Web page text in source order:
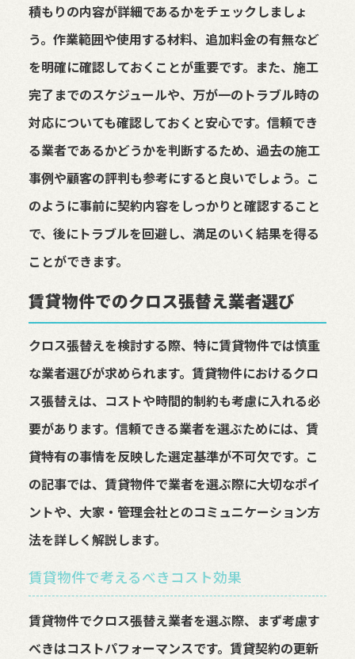
積もりの内容が詳細であるかをチェックしましょ
う。作業範囲や使用する材料、追加料金の有無など
を明確に確認しておくことが重要です。また、施工
完了までのスケジュールや、万が一のトラブル時の
対応についても確認しておくと安心です。信頼でき
る業者であるかどうかを判断するため、過去の施工
事例や顧客の評判も参考にすると良いでしょう。こ
のように事前に契約内容をしっかりと確認すること
で、後にトラブルを回避し、満足のいく結果を得る
ことができます。
賃貸物件でのクロス張替え業者選び
クロス張替えを検討する際、特に賃貸物件では慎重
な業者選びが求められます。賃貸物件におけるクロ
ス張替えは、コストや時間的制約も考慮に入れる必
要があります。信頼できる業者を選ぶためには、賃
貸特有の事情を反映した選定基準が不可欠です。こ
の記事では、賃貸物件で業者を選ぶ際に大切なポイ
ントや、大家・管理会社とのコミュニケーション方
法を詳しく解説します。
賃貸物件で考えるべきコスト効果
賃貸物件でクロス張替え業者を選ぶ際、まず考慮す
べきはコストパフォーマンスです。賃貸契約の更新